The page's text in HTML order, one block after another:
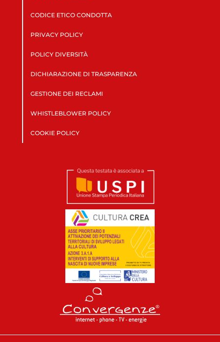
CODICE ETICO CONDOTTA
PRIVACY POLICY
POLICY DIVERSITÀ
DICHIARAZIONE DI TRASPARENZA
GESTIONE DEI RECLAMI
WHISTLEBLOWER POLICY
COOKIE POLICY